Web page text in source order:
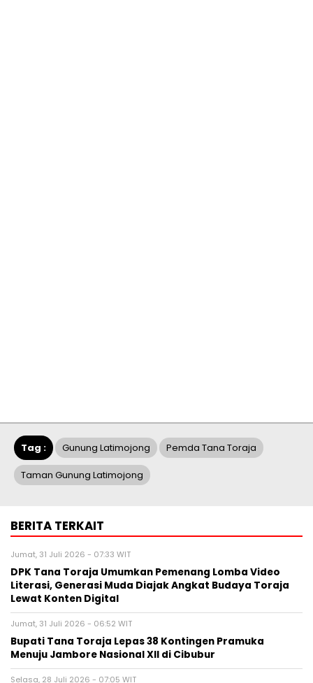
Tag : Gunung Latimojong Pemda Tana Toraja
Taman Gunung Latimojong
BERITA TERKAIT
Jumat, 31 Juli 2026 - 07:33 WIT
DPK Tana Toraja Umumkan Pemenang Lomba Video
Literasi, Generasi Muda Diajak Angkat Budaya Toraja
Lewat Konten Digital
Jumat, 31 Juli 2026 - 06:52 WIT
Bupati Tana Toraja Lepas 38 Kontingen Pramuka
Menuju Jambore Nasional XII di Cibubur
Selasa, 28 Juli 2026 - 07:05 WIT